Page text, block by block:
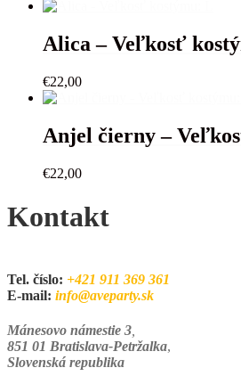
Alica – Veľkosť
€22,00
Anjel čierny –
€22,00
Kontakt
Tel. číslo: +421 911 369 361
E-mail: info@aveparty.sk
Mánesovo námestie 3
851 01 Bratislava-Petržalka,
Slovenská republika